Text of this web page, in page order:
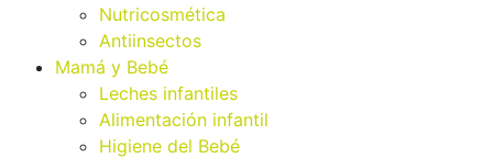
Nutricosmética
Antiinsectos
Mamá y Bebé
Leches infantiles
Alimentación infantil
Higiene del Bebé